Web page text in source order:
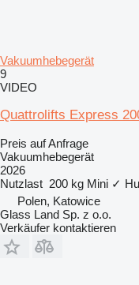
Vakuumhebegerät
9
VIDEO
Quattrolifts Express
Preis auf Anfrage
Vakuumhebegerät
2026
Nutzlast 200 kg Mini ✓
Polen, Katowice
Glass Land Sp. z o.o.
Verkäufer kontaktieren